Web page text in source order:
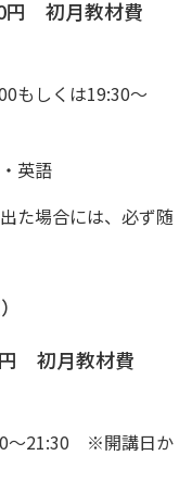
円 初月教材費
もしくは19:30〜
英語
た場合には、必ず随
初月教材費
〜21:30 ※開講日か